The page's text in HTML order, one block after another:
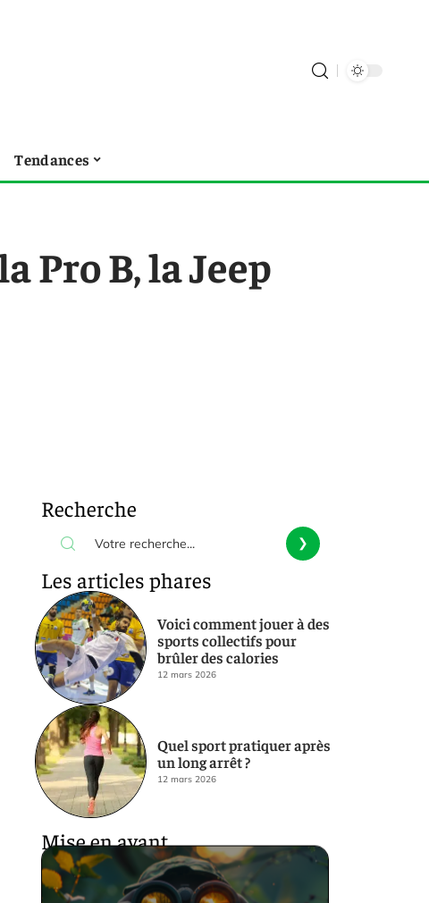
Tendances
Pro B, la Jeep
Recherche
Les articles phares
Voici comment jouer à des
sports collectifs pour
brûler des calories
12 mars 2026
Quel sport pratiquer après
un long arrêt ?
12 mars 2026
Mise en avant